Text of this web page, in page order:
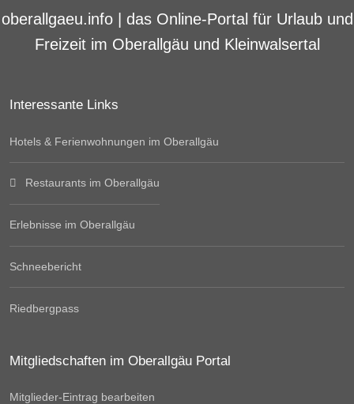
oberallgaeu.info | das Online-Portal für Urlaub und
Freizeit im Oberallgäu und Kleinwalsertal
Interessante Links
Hotels & Ferienwohnungen im Oberallgäu
Restaurants im Oberallgäu
Erlebnisse im Oberallgäu
Schneebericht
Riedbergpass
Mitgliedschaften im Oberallgäu Portal
Mitglieder-Eintrag bearbeiten